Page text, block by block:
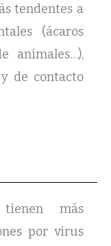
tendentes a
(ácaros
animales…),
de contacto
más
por virus